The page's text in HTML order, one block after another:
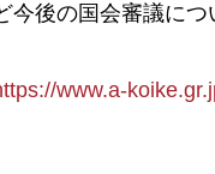
今後の国会審議
www.a-